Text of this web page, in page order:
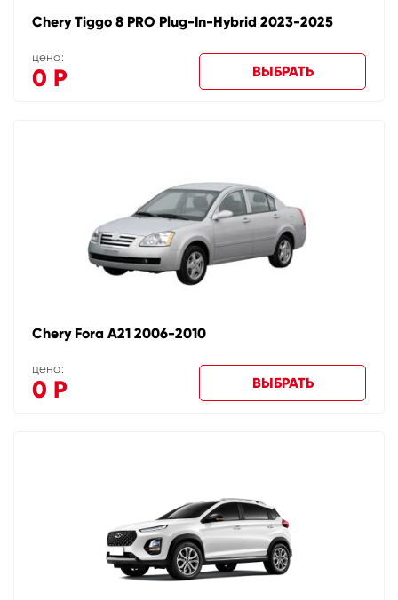
Chery Tiggo 8 PRO Plug-In-Hybrid 2023-2025
цена:
0 Р ВЫБРАТЬ
Chery Fora A21 2006-2010
цена:
0 Р ВЫБРАТЬ